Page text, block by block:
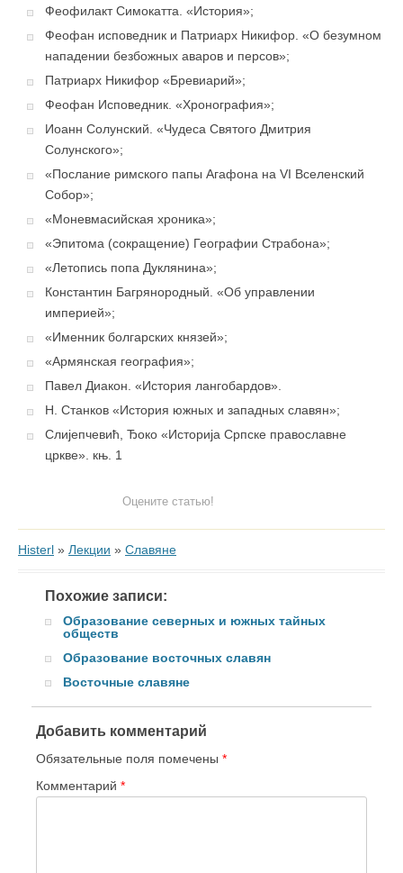
Феофилакт Симокатта. «История»;
Феофан исповедник и Патриарх Никифор. «О безумном
нападении безбожных аваров и персов»;
Патриарх Никифор «Бревиарий»;
Феофан Исповедник. «Хронография»;
Иоанн Солунский. «Чудеса Святого Дмитрия
Солунского»;
«Послание римского папы Агафона на VI Вселенский
Собор»;
«Моневмасийская хроника»;
«Эпитома (сокращение) Географии Страбона»;
«Летопись попа Дуклянина»;
Константин Багрянородный. «Об управлении
империей»;
«Именник болгарских князей»;
«Армянская география»;
Павел Диакон. «История лангобардов».
Н. Станков «История южных и западных славян»;
Слијепчевић, Ђоко «Историја Српске православне
цркве». књ. 1
Оцените статью!
Histerl » Лекции » Cлавяне
Похожие записи:
Образование северных и южных тайных
обществ
Образование восточных славян
Восточные славяне
Добавить комментарий
Обязательные поля помечены *
Комментарий *